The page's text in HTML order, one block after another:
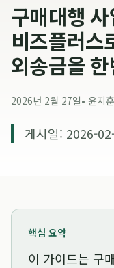
구매대행
비즈플러스
외송금을
2026년 2월 27일• 윤지훈
게시일: 2026-
핵심 요약
이 가이드는 구